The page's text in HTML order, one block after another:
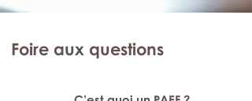
Foire aux questions